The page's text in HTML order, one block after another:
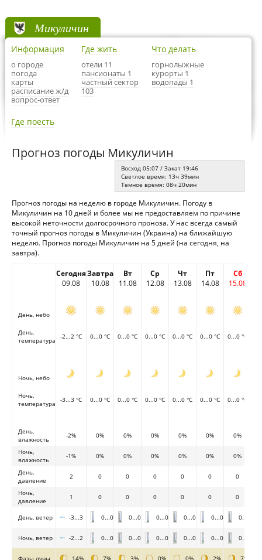
Микуличин
Информация
о городе
погода
карты
расписание ж/д
вопрос-ответ
Где жить
отели 11
пансионаты 1
частный сектор
103
Что делать
горнолыжные
курорты 1
водопады 1
Где поесть
Прогноз погоды Микуличин
Восход 05:07 / Закат 19:46
Светлое время: 13ч 39мин
Темное время: 08ч 20мин
Прогноз погоды на неделю в городе Микуличин. Погоду в
Микуличин на 10 дней и более мы не предоставляем по причине
высокой неточности долгосрочного проноза. У нас всегда самый
точный прогноз погоды в Микуличин (Украина) на ближайшую
неделю. Прогноз погоды Микуличин на 5 дней (на сегодня, на
завтра).
Сегодня
09.08
Завтра
10.08
Вт
11.08
Ср
12.08
Чт
13.08
Пт
14.08
Сб
15.08
День, небо
День,
температура
-2...2 °C 0...0 °C 0...0 °C 0...0 °C 0...0 °C 0...0 °C 0...0 °C
Ночь, небо
Ночь,
температура
-3...3 °C 0...0 °C 0...0 °C 0...0 °C 0...0 °C 0...0 °C 0...0 °C
День,
влажность
-2% 0% 0% 0% 0% 0%
0%
Ночь,
влажность
-1% 0% 0% 0% 0% 0%
0%
День,
давление
2 0 0 0 0 0
0
Ночь,
давление
1 0 0 0 0 0 0
День, ветер -3...3 0...0 0...0 0...0 0...0 0...0 0...0
Ночь, ветер -2...2 0...0 0...0 0...0 0...0 0...0 0...0
Фазы луны 14% 7% 3% 0% 0% 2% 7%